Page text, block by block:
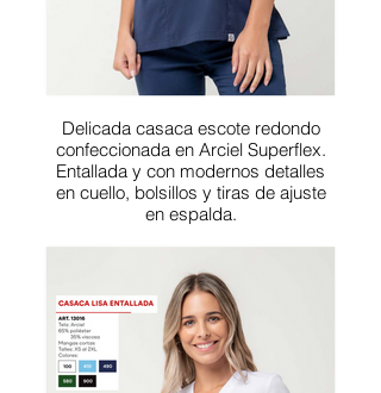
Delicada casaca escote redondo
confeccionada en Arciel Superflex.
Entallada y con modernos detalles
en cuello, bolsillos y tiras de ajuste
en espalda.